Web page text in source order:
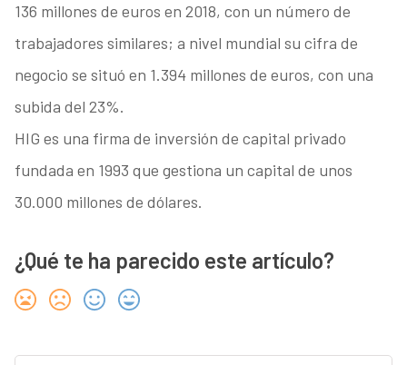
136 millones de euros en 2018, con un número de
trabajadores similares; a nivel mundial su cifra de
negocio se situó en 1.394 millones de euros, con una
subida del 23%.
HIG es una firma de inversión de capital privado
fundada en 1993 que gestiona un capital de unos
30.000 millones de dólares.
¿Qué te ha parecido este artículo?